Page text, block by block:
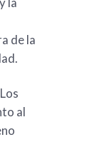
de la
al